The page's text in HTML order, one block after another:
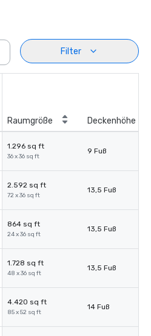
Filter
Raumgröße Deckenhöhe
1.296 sq ft
36 x 36 sq ft
9 Fuß
2.592 sq ft
72 x 36 sq ft
13,5 Fuß
864 sq ft
24 x 36 sq ft
13,5 Fuß
1.728 sq ft
48 x 36 sq ft
13,5 Fuß
4.420 sq ft
85 x 52 sq ft
14 Fuß